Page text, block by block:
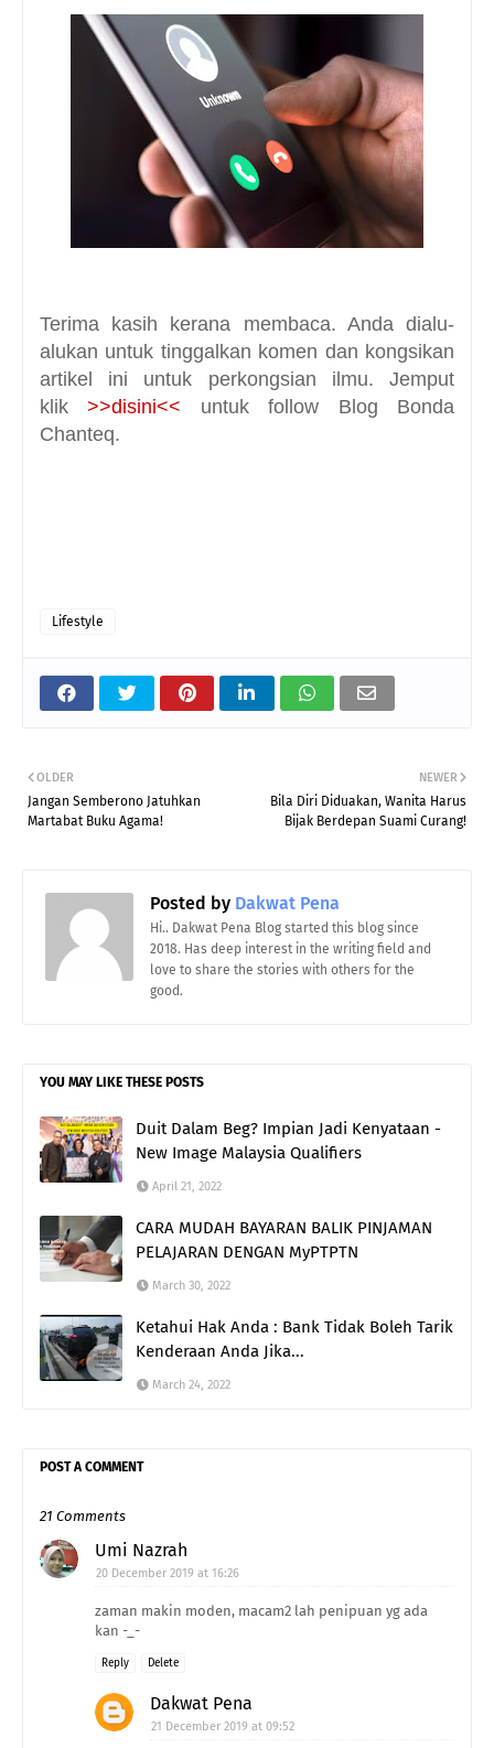
Terima kasih kerana membaca. Anda dialu-
alukan untuk tinggalkan komen dan kongsikan
artikel ini untuk perkongsian ilmu. Jemput
klik>>disini<< untuk follow Blog Bonda
Chanteq.
Lifestyle
NEWER
Bila Diri Diduakan, Wanita Harus
Bijak Berdepan Suami Curang!
OLDER
Jangan Semberono Jatuhkan
Martabat Buku Agama!
Posted by Dakwat Pena
Hi.. Dakwat Pena Blog started this blog since
2018. Has deep interest in the writing field and
love to share the stories with others for the
good.
YOU MAY LIKE THESE POSTS
Duit Dalam Beg? Impian Jadi Kenyataan -
New Image Malaysia Qualifiers
April 21, 2022
CARA MUDAH BAYARAN BALIK PINJAMAN
PELAJARAN DENGAN MyPTPTN
March 30, 2022
Ketahui Hak Anda : Bank Tidak Boleh Tarik
Kenderaan Anda Jika...
March 24, 2022
POST A COMMENT
21 Comments
Umi Nazrah
20 December 2019 at 16:26
zaman makin moden, macam2 lah penipuan yg ada
kan -_-
Reply Delete
Dakwat Pena
21 December 2019 at 09:52